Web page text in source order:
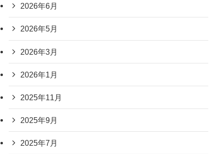
2026年6月
2026年5月
2026年3月
2026年1月
2025年11月
2025年9月
2025年7月